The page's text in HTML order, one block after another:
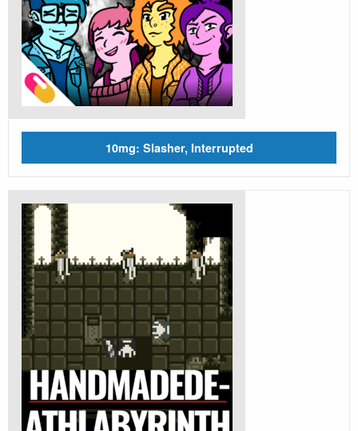
10mg: Slasher, Interrupted